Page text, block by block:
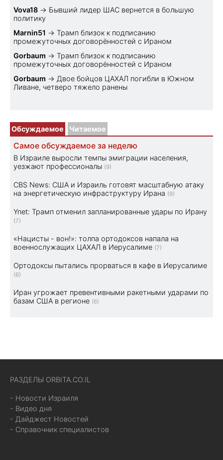
Vova18 → Бывший лидер ШАС вернется в большую
политику
Marnin51 → Трамп близок к подписанию
промежуточных договорённостей с Ираном
Gorbaum → Трамп близок к подписанию
промежуточных договорённостей с Ираном
Gorbaum → Двое бойцов ЦАХАЛ погибли в Южном
Ливане, четверо тяжело ранены
Обсуждаемое Читаемое
Самое обсуждаемое за неделю
В Израиле выросли темпы эмиграции населения,
уезжают профессионалы (9)
CBS News: США и Израиль готовят масштабную атаку
на энергетическую инфраструктуру Ирана (9)
Ynet: Трамп отменил запланированные удары по Ирану
(7)
«Нацисты - вон!»: толпа ортодоксов напала на
военнослужащих ЦАХАЛ в Иерусалиме (7)
Ортодоксы пытались прорваться в кафе в Иерусалиме
(6)
Иран угрожает превентивными ракетными ударами по
базам США в регионе (6)
РАЗДЕЛЫ ORBITA.CO.IL
- Новости Израиля
- Видео дня
- Дайджест Новостей
- Справочник специалистов